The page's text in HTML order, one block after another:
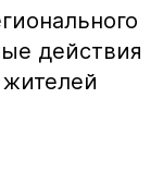
действия
жителей